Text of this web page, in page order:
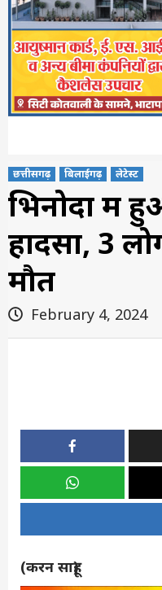
छत्तीसगढ़ बिलाईगढ़ लेटेस्ट
भिनोदा में
हादसा, 3
मौत
February 4, 2024
(करन साहू)